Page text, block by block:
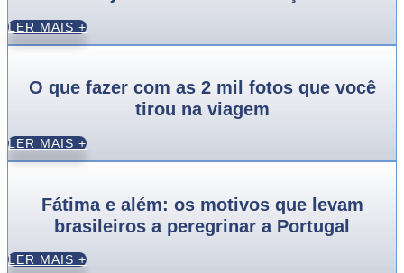
LER MAIS +
O que fazer com as 2 mil fotos que você
tirou na viagem
LER MAIS +
Fátima e além: os motivos que levam
brasileiros a peregrinar a Portugal
LER MAIS +